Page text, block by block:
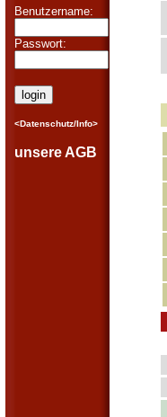
Benutzername:
Passwort:
<Datenschutz/Info>
unsere AGB